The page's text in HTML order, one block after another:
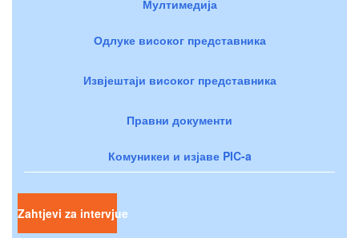
Мултимедија
Одлуке високог представника
Извјештаји високог представника
Правни документи
Комуникеи и изјаве PIC-a
Zahtjevi za intervjue